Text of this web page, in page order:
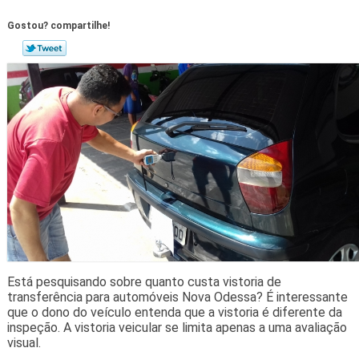
Gostou? compartilhe!
Está pesquisando sobre quanto custa vistoria de
transferência para automóveis Nova Odessa? É interessante
que o dono do veículo entenda que a vistoria é diferente da
inspeção. A vistoria veicular se limita apenas a uma avaliação
visual.